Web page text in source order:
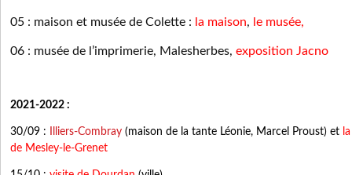
05 : maison et musée de Colette : la maison, le musée,
06 : musée de l’imprimerie, Malesherbes, exposition Jacno
2021-2022 :
30/09 : Illiers-Combray (maison de la tante Léonie, Marcel Proust) et
de Mesley-le-Grenet